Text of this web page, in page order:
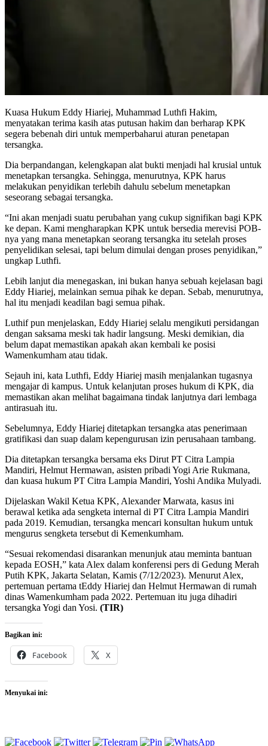
Kuasa Hukum Eddy Hiariej, Muhammad Luthfi Hakim,
menyatakan terima kasih atas putusan hakim dan berharap KPK
segera bebenah diri untuk memperbaharui aturan penetapan
tersangka.
Dia berpandangan, kelengkapan alat bukti menjadi hal krusial untuk
menetapkan tersangka. Sehingga, menurutnya, KPK harus
melakukan penyidikan terlebih dahulu sebelum menetapkan
seseorang sebagai tersangka.
“Ini akan menjadi suatu perubahan yang cukup signifikan bagi KPK
ke depan. Kami mengharapkan KPK untuk bersedia merevisi POB-
nya yang mana menetapkan seorang tersangka itu setelah proses
penyelidikan selesai, tapi belum dimulai dengan proses penyidikan,”
ungkap Luthfi.
Lebih lanjut dia menegaskan, ini bukan hanya sebuah kejelasan bagi
Eddy Hiariej, melainkan semua pihak ke depan. Sebab, menurutnya,
hal itu menjadi keadilan bagi semua pihak.
Luthif pun menjelaskan, Eddy Hiariej selalu mengikuti persidangan
dengan saksama meski tak hadir langsung. Meski demikian, dia
belum dapat memastikan apakah akan kembali ke posisi
Wamenkumham atau tidak.
Sejauh ini, kata Luthfi, Eddy Hiariej masih menjalankan tugasnya
mengajar di kampus. Untuk kelanjutan proses hukum di KPK, dia
memastikan akan melihat bagaimana tindak lanjutnya dari lembaga
antirasuah itu.
Sebelumnya, Eddy Hiariej ditetapkan tersangka atas penerimaan
gratifikasi dan suap dalam kepengurusan izin perusahaan tambang.
Dia ditetapkan tersangka bersama eks Dirut PT Citra Lampia
Mandiri, Helmut Hermawan, asisten pribadi Yogi Arie Rukmana,
dan kuasa hukum PT Citra Lampia Mandiri, Yoshi Andika Mulyadi.
Dijelaskan Wakil Ketua KPK, Alexander Marwata, kasus ini
berawal ketika ada sengketa internal di PT Citra Lampia Mandiri
pada 2019. Kemudian, tersangka mencari konsultan hukum untuk
mengurus sengketa tersebut di Kemenkumham.
“Sesuai rekomendasi disarankan menunjuk atau meminta bantuan
kepada EOSH,” kata Alex dalam konferensi pers di Gedung Merah
Putih KPK, Jakarta Selatan, Kamis (7/12/2023). Menurut Alex,
pertemuan pertama tEddy Hiariej dan Helmut Hermawan di rumah
dinas Wamenkumham pada 2022. Pertemuan itu juga dihadiri
tersangka Yogi dan Yosi. (TIR)
Bagikan ini:
Facebook X
Menyukai ini: